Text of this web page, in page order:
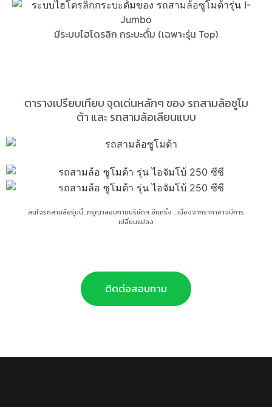
มีระบบไฮโดรลิก กระบะดั้ม (เฉพาะรุ่น Top)
ตารางเปรียบเทียบ จุดเด่นหลักๆ ของ รถสามล้อซูโม
ต้า และ รถสามล้อเลียนแบบ
สนใจรถสามล้อรุ่นนี้…กรุณาสอบถามบริษัทฯ อีกครั้ง …เนื่องจากราคาอาจมีการ
เปลี่ยนแปลง
ติดต่อสอบถาม